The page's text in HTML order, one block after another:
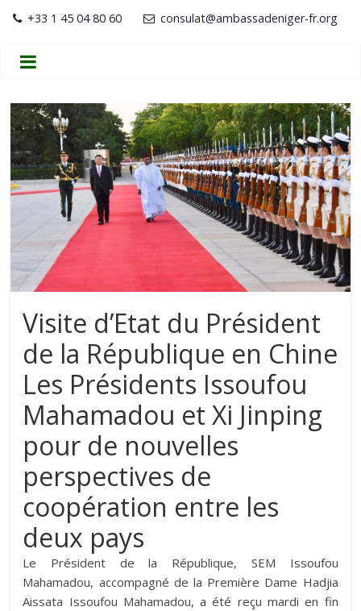
+33 1 45 04 80 60 consulat@ambassadeniger-fr.org
Visite d’Etat du Président
de la République en Chine
Les Présidents Issoufou
Mahamadou et Xi Jinping
pour de nouvelles
perspectives de
coopération entre les
deux pays
Le Président de la République, SEM Issoufou
Mahamadou, accompagné de la Première Dame Hadjia
Aissata Issoufou Mahamadou, a été reçu mardi en fin